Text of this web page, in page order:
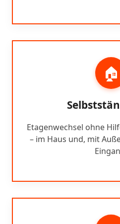
🏠
Etagenwechsel ohne
– im Haus und, mit